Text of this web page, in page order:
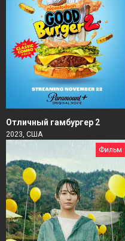
Отличный гамбургер 2
2023, США
Фильм